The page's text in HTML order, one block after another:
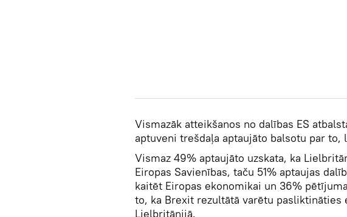
Vismazāk atteikšanos no dalības ES
aptuveni trešdaļa aptaujāto balsotu par to,
Vismaz 49% aptaujāto uzskata, ka
Eiropas Savienības, taču 51% aptaujas
kaitēt Eiropas ekonomikai un 36%
to, ka Brexit rezultātā varētu pasliktināties
Lielbritānijā.